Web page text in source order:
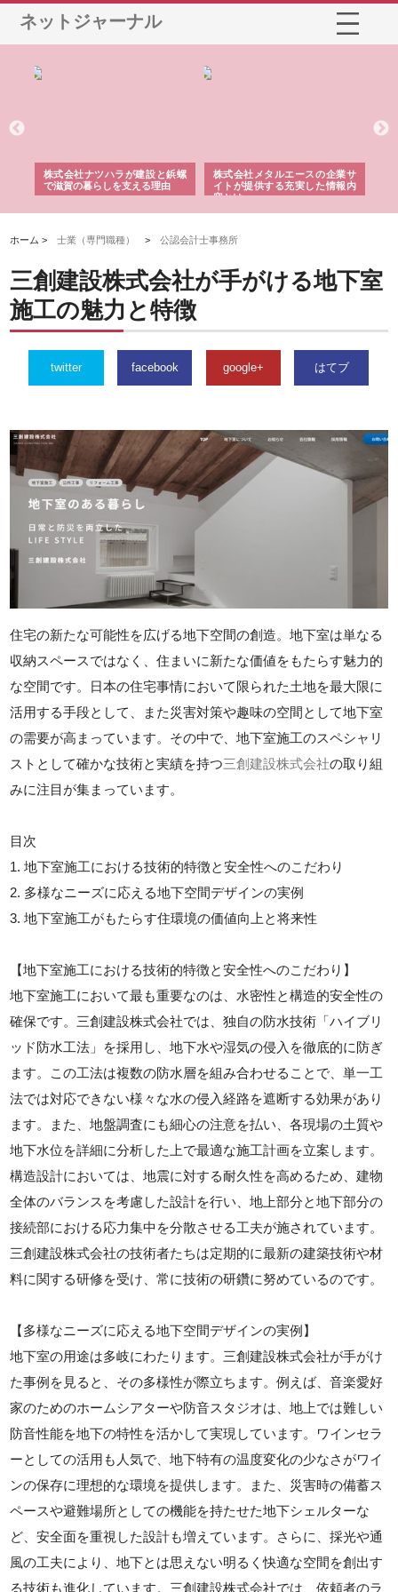
ネットジャーナル
タルエースの企業サ
する充実した情報内
株式会社ＣＳＡの事業内容と強
みを徹底解説
株式会社山形道路が手
装工事と土木技術の全
ホーム >士業（専門職種） >公認会計士事務所
三創建設株式会社が手がける地下室
施工の魅力と特徴
twitter facebook google+ はてブ
住宅の新たな可能性を広げる地下空間の創造。地下室は単なる
収納スペースではなく、住まいに新たな価値をもたらす魅力的
な空間です。日本の住宅事情において限られた土地を最大限に
活用する手段として、また災害対策や趣味の空間として地下室
の需要が高まっています。その中で、地下室施工のスペシャリ
ストとして確かな技術と実績を持つ三創建設株式会社の取り組
みに注目が集まっています。
目次
1. 地下室施工における技術的特徴と安全性へのこだわり
2. 多様なニーズに応える地下空間デザインの実例
3. 地下室施工がもたらす住環境の価値向上と将来性
【地下室施工における技術的特徴と安全性へのこだわり】
地下室施工において最も重要なのは、水密性と構造的安全性の
確保です。三創建設株式会社では、独自の防水技術「ハイブリ
ッド防水工法」を採用し、地下水や湿気の侵入を徹底的に防ぎ
ます。この工法は複数の防水層を組み合わせることで、単一工
法では対応できない様々な水の侵入経路を遮断する効果があり
ます。また、地盤調査にも細心の注意を払い、各現場の土質や
地下水位を詳細に分析した上で最適な施工計画を立案します。
構造設計においては、地震に対する耐久性を高めるため、建物
全体のバランスを考慮した設計を行い、地上部分と地下部分の
接続部における応力集中を分散させる工夫が施されています。
三創建設株式会社の技術者たちは定期的に最新の建築技術や材
料に関する研修を受け、常に技術の研鑽に努めているのです。
【多様なニーズに応える地下空間デザインの実例】
地下室の用途は多岐にわたります。三創建設株式会社が手がけ
た事例を見ると、その多様性が際立ちます。例えば、音楽愛好
家のためのホームシアターや防音スタジオは、地上では難しい
防音性能を地下の特性を活かして実現しています。ワインセラ
ーとしての活用も人気で、地下特有の温度変化の少なさがワイ
ンの保存に理想的な環境を提供します。また、災害時の備蓄ス
ペースや避難場所としての機能を持たせた地下シェルターな
ど、安全面を重視した設計も増えています。さらに、採光や通
風の工夫により、地下とは思えない明るく快適な空間を創出す
る技術も進化しています。三創建設株式会社では、依頼者のラ